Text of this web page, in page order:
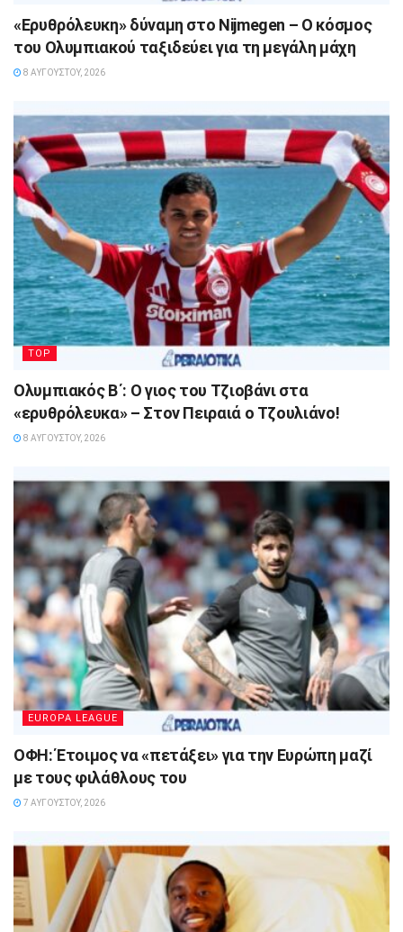
«Ερυθρόλευκη» δύναμη στο Nijmegen – Ο κόσμος
του Ολυμπιακού ταξιδεύει για τη μεγάλη μάχη
8 ΑΥΓΟΎΣΤΟΥ, 2026
TOP
Ολυμπιακός Β΄: Ο γιος του Τζιοβάνι στα
«ερυθρόλευκα» – Στον Πειραιά ο Τζουλιάνο!
8 ΑΥΓΟΎΣΤΟΥ, 2026
EUROPA LEAGUE
ΟΦΗ: Έτοιμος να «πετάξει» για την Ευρώπη μαζί
με τους φιλάθλους του
7 ΑΥΓΟΎΣΤΟΥ, 2026